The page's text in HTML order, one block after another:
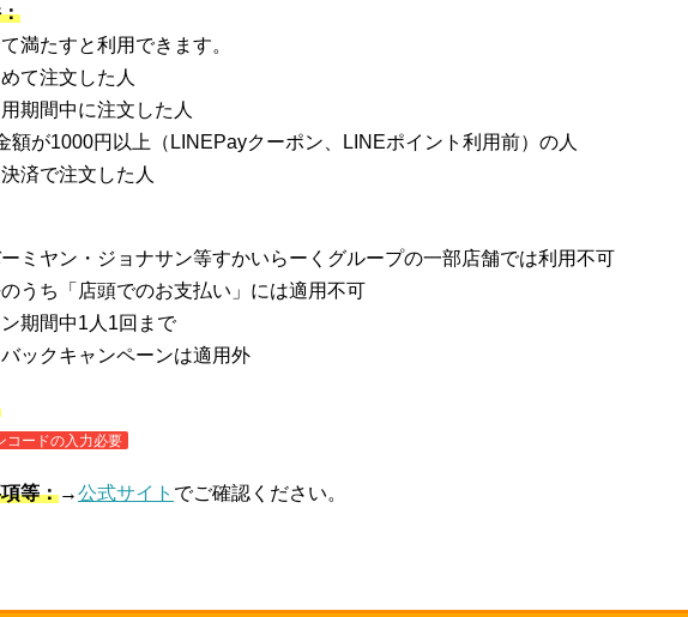
満たすと利用できます。
て注文した人
期間中に注文した人
額が1000円以上（LINEPayクーポン、LINEポイント利用前）の人
済で注文した人
ーミヤン・ジョナサン等すかいらーくグループの一部店舗では利用不可
のうち「店頭でのお支払い」には適用不可
ン期間中1人1回まで
バックキャンペーンは適用外
コードの入力必要
等：→公式サイト でご確認ください。